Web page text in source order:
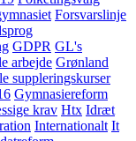
Forsvarslinje
GDPR GL's
arbejde Grønland
suppleringskurser
Gymnasiereform
krav Htx Idræt
Internationalt It